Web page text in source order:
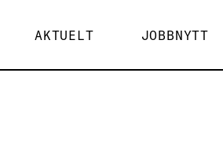
AKTUELT JOBBNYTT